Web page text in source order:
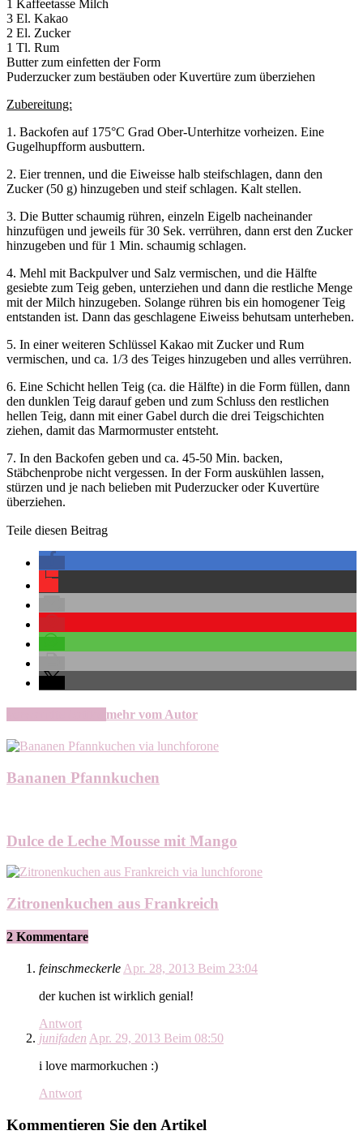
1 Kaffeetasse Milch
3 El. Kakao
2 El. Zucker
1 Tl. Rum
Butter zum einfetten der Form
Puderzucker zum bestäuben oder Kuvertüre zum überziehen
Zubereitung:
1. Backofen auf 175°C Grad Ober-Unterhitze vorheizen. Eine
Gugelhupfform ausbuttern.
2. Eier trennen, und die Eiweisse halb steifschlagen, dann den
Zucker (50 g) hinzugeben und steif schlagen. Kalt stellen.
3. Die Butter schaumig rühren, einzeln Eigelb nacheinander
hinzufügen und jeweils für 30 Sek. verrühren, dann erst den Zucker
hinzugeben und für 1 Min. schaumig schlagen.
4. Mehl mit Backpulver und Salz vermischen, und die Hälfte
gesiebte zum Teig geben, unterziehen und dann die restliche Menge
mit der Milch hinzugeben. Solange rühren bis ein homogener Teig
entstanden ist. Dann das geschlagene Eiweiss behutsam unterheben.
5. In einer weiteren Schlüssel Kakao mit Zucker und Rum
vermischen, und ca. 1/3 des Teiges hinzugeben und alles verrühren.
6. Eine Schicht hellen Teig (ca. die Hälfte) in die Form füllen, dann
den dunklen Teig darauf geben und zum Schluss den restlichen
hellen Teig, dann mit einer Gabel durch die drei Teigschichten
ziehen, damit das Marmormuster entsteht.
7. In den Backofen geben und ca. 45-50 Min. backen,
Stäbchenprobe nicht vergessen. In der Form auskühlen lassen,
stürzen und je nach belieben mit Puderzucker oder Kuvertüre
überziehen.
Teile diesen Beitrag
mehr vom Autor
Bananen Pfannkuchen
Dulce de Leche Mousse mit Mango
Zitronenkuchen aus Frankreich
2 Kommentare
feinschmeckerleApr. 28, 2013 Beim 23:04
der kuchen ist wirklich genial!
Antwort
junifaden Apr. 29, 2013 Beim 08:50
i love marmorkuchen :)
Antwort
Kommentieren Sie den Artikel